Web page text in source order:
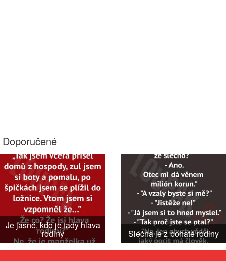
Doporučené
Je jasné, kdo je tady hlava
rodiny Slečna je z bohaté rodiny